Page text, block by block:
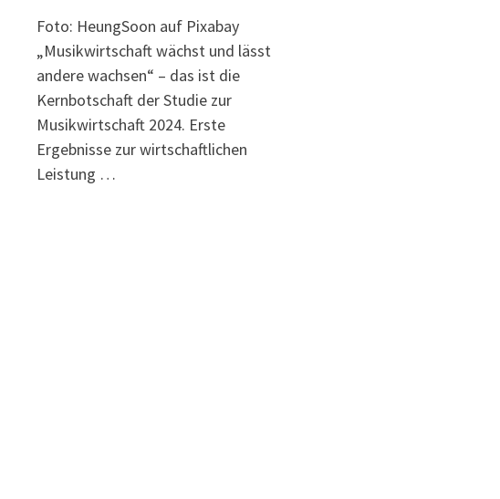
Foto: HeungSoon auf Pixabay
„Musikwirtschaft wächst und lässt
andere wachsen“ – das ist die
Kernbotschaft der Studie zur
Musikwirtschaft 2024. Erste
Ergebnisse zur wirtschaftlichen
Leistung …